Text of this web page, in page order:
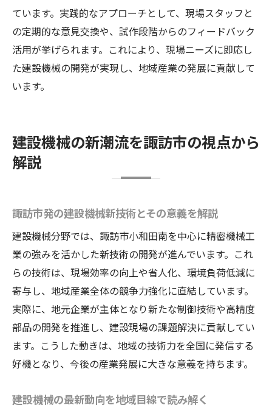
ています。実践的なアプローチとして、現場スタッフと
の定期的な意見交換や、試作段階からのフィードバック
活用が挙げられます。これにより、現場ニーズに即応し
た建設機械の開発が実現し、地域産業の発展に貢献して
います。
建設機械の新潮流を諏訪市の視点から
解説
諏訪市発の建設機械新技術とその意義を解説
建設機械分野では、諏訪市小和田南を中心に精密機械工
業の強みを活かした新技術の開発が進んでいます。これ
らの技術は、現場効率の向上や省人化、環境負荷低減に
寄与し、地域産業全体の競争力強化に直結しています。
実際に、地元企業が主体となり新たな制御技術や高精度
部品の開発を推進し、建設現場の課題解決に貢献してい
ます。こうした動きは、地域の技術力を全国に発信する
好機となり、今後の産業発展に大きな意義を持ちます。
建設機械の最新動向を地域目線で読み解く